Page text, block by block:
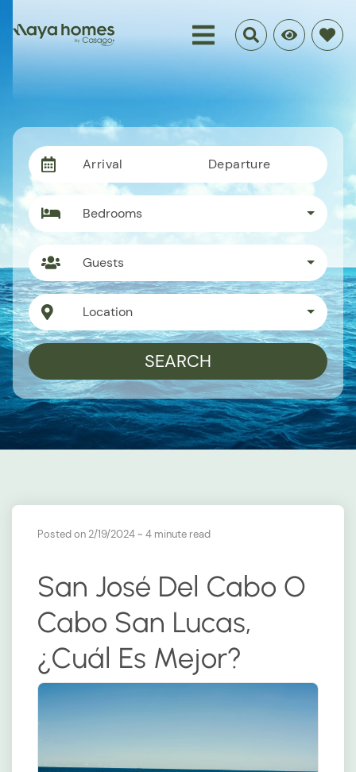
Arrival Departure
Bedrooms
Guests
Location
SEARCH
Posted on 2/19/2024~ 4 minute read
San José Del Cabo O
Cabo San Lucas,
¿cuál Es Mejor?